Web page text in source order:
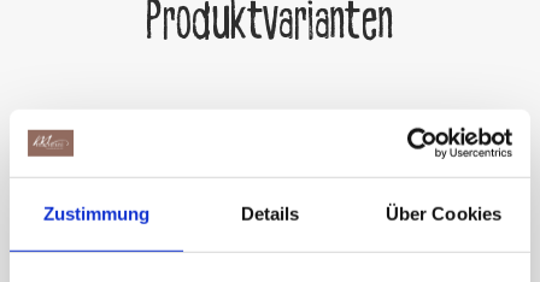
Zustimmung Details Über Cookies
Produktvarianten